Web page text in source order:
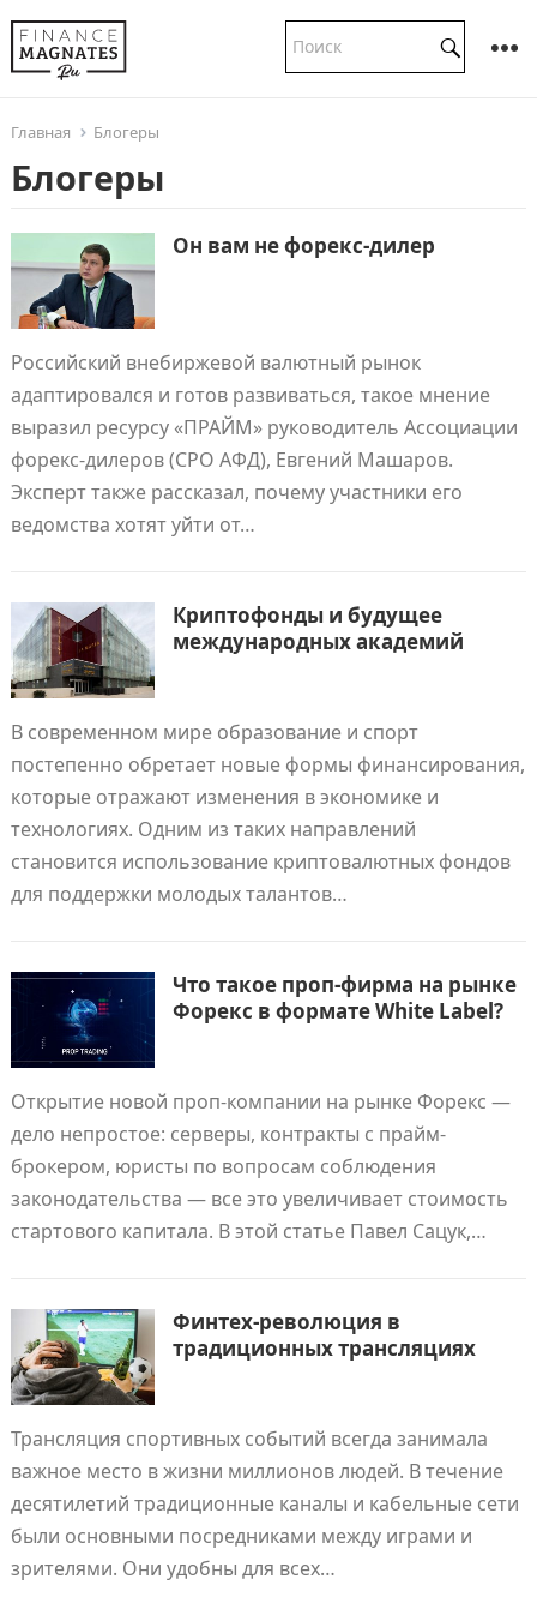
Главная Блогеры
Блогеры
Он вам не форекс-дилер
Российский внебиржевой валютный рынок
адаптировался и готов развиваться, такое мнение
выразил ресурсу «ПРАЙМ» руководитель Ассоциации
форекс-дилеров (СРО АФД), Евгений Машаров.
Эксперт также рассказал, почему участники его
ведомства хотят уйти от…
Криптофонды и будущее
международных академий
В современном мире образование и спорт
постепенно обретает новые формы финансирования,
которые отражают изменения в экономике и
технологиях. Одним из таких направлений
становится использование криптовалютных фондов
для поддержки молодых талантов…
Что такое проп-фирма на рынке
Форекс в формате White Label?
Открытие новой проп-компании на рынке Форекс —
дело непростое: серверы, контракты с прайм-
брокером, юристы по вопросам соблюдения
законодательства — все это увеличивает стоимость
стартового капитала. В этой статье Павел Сацук,…
Финтех-революция в
традиционных трансляциях
Трансляция спортивных событий всегда занимала
важное место в жизни миллионов людей. В течение
десятилетий традиционные каналы и кабельные сети
были основными посредниками между играми и
зрителями. Они удобны для всех…